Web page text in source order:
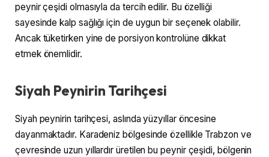
peynir çeşidi olmasıyla da tercih edilir. Bu özelliği
sayesinde kalp sağlığı için de uygun bir seçenek olabilir.
Ancak tüketirken yine de porsiyon kontrolüne dikkat
etmek önemlidir.
Siyah Peynirin Tarihçesi
Siyah peynirin tarihçesi, aslında yüzyıllar öncesine
dayanmaktadır. Karadeniz bölgesinde özellikle Trabzon ve
çevresinde uzun yıllardır üretilen bu peynir çeşidi, bölgenin